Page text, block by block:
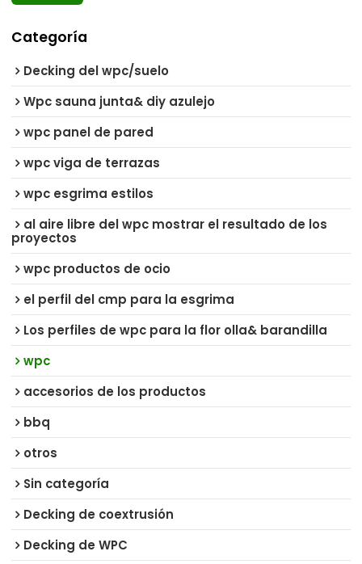
Categoría
Decking del wpc/suelo
Wpc sauna junta& diy azulejo
wpc panel de pared
wpc viga de terrazas
wpc esgrima estilos
al aire libre del wpc mostrar el resultado de los
proyectos
wpc productos de ocio
el perfil del cmp para la esgrima
Los perfiles de wpc para la flor olla& barandilla
wpc
accesorios de los productos
bbq
otros
Sin categoría
Decking de coextrusión
Decking de WPC